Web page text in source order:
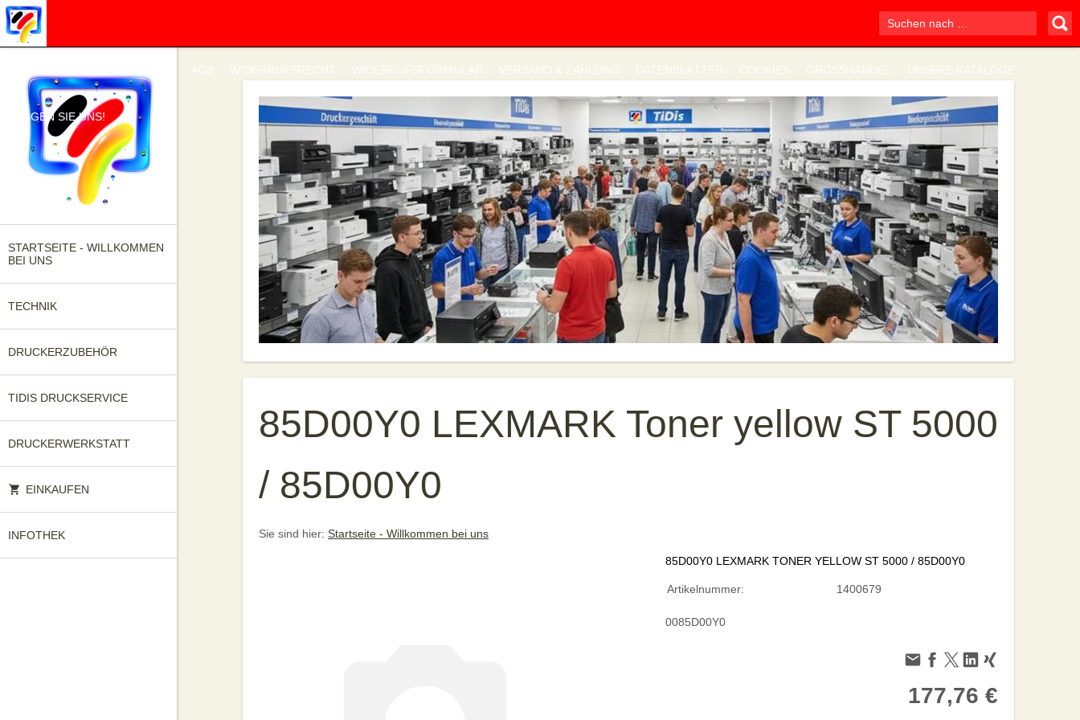
AGB WIDERRUFSRECHT WIDERRUFSFORMULAR VERSAND & ZAHLUNG DATENBLÄTTER COOKIES GROSSHANDEL UNSERE KATALOGE
FRAGEN SIE UNS!
STARTSEITE - WILLKOMMEN
BEI UNS
TECHNIK
DRUCKERZUBEHÖR
TIDIS DRUCKSERVICE
DRUCKERWERKSTATT
EINKAUFEN
INFOTHEK
85D00Y0 LEXMARK Toner yellow ST 5000
/ 85D00Y0
Sie sind hier: Startseite - Willkommen bei uns
85D00Y0 LEXMARK TONER YELLOW ST 5000 / 85D00Y0
Artikelnummer: 1400679
0085D00Y0
177,76 €